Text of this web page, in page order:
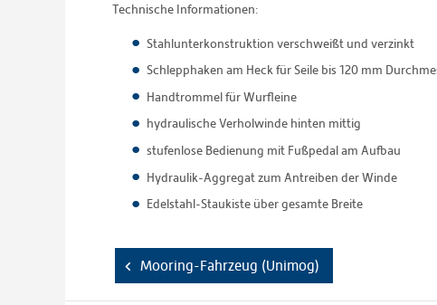
Technische Informationen:
Stahlunterkonstruktion verschweißt und verzinkt
Schlepphaken am Heck für Seile bis 120 mm
Handtrommel für Wurfleine
hydraulische Verholwinde hinten mittig
stufenlose Bedienung mit Fußpedal am Aufbau
Hydraulik-Aggregat zum Antreiben der Winde
Edelstahl-Staukiste über gesamte Breite
Mooring-Fahrzeug (Unimog)